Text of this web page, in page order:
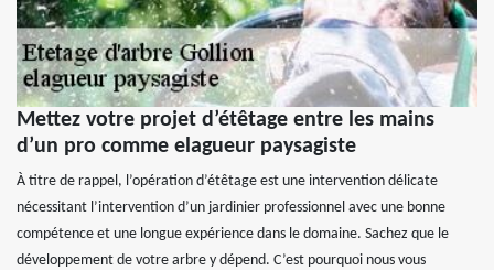
Mettez votre projet d’étêtage entre les mains
d’un pro comme elagueur paysagiste
À titre de rappel, l’opération d’étêtage est une intervention délicate
nécessitant l’intervention d’un jardinier professionnel avec une bonne
compétence et une longue expérience dans le domaine. Sachez que le
développement de votre arbre y dépend. C’est pourquoi nous vous